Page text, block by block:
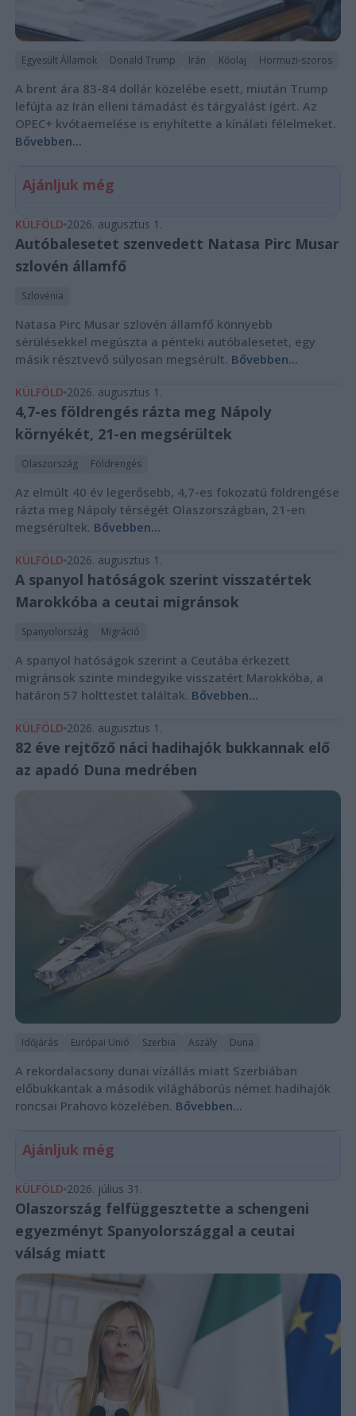
Egyesült Államok Donald Trump Irán Kőolaj Hormuzi-szoros
A brent ára 83-84 dollár közelébe esett, miután Trump
lefújta az Irán elleni támadást és tárgyalást ígért. Az
OPEC+ kvótaemelése is enyhítette a kínálati félelmeket.
Bővebben...
Ajánljuk még
KÜLFÖLD 2026. augusztus 1.
Autóbalesetet szenvedett Natasa Pirc Musar
szlovén államfő
Szlovénia
Natasa Pirc Musar szlovén államfő könnyebb
sérülésekkel megúszta a pénteki autóbalesetet, egy
másik résztvevő súlyosan megsérült. Bővebben...
KÜLFÖLD 2026. augusztus 1.
4,7-es földrengés rázta meg Nápoly
környékét, 21-en megsérültek
Olaszország Földrengés
Az elmúlt 40 év legerősebb, 4,7-es fokozatú földrengése
rázta meg Nápoly térségét Olaszországban, 21-en
megsérültek. Bővebben...
KÜLFÖLD 2026. augusztus 1.
A spanyol hatóságok szerint visszatértek
Marokkóba a ceutai migránsok
Spanyolország Migráció
A spanyol hatóságok szerint a Ceutába érkezett
migránsok szinte mindegyike visszatért Marokkóba, a
határon 57 holttestet találtak. Bővebben...
KÜLFÖLD 2026. augusztus 1.
82 éve rejtőző náci hadihajók bukkannak elő
az apadó Duna medrében
Időjárás Európai Unió Szerbia Aszály Duna
A rekordalacsony dunai vízállás miatt Szerbiában
előbukkantak a második világháborús német hadihajók
roncsai Prahovo közelében. Bővebben...
Ajánljuk még
KÜLFÖLD 2026. július 31.
Olaszország felfüggesztette a schengeni
egyezményt Spanyolországgal a ceutai
válság miatt